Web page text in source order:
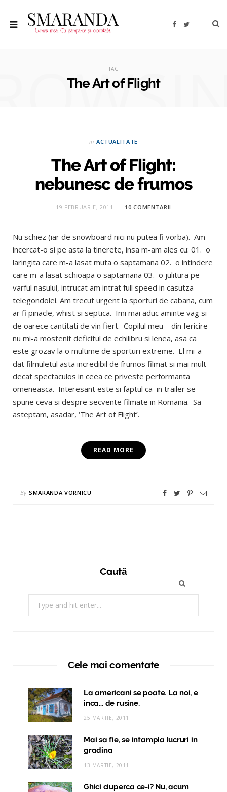
F
T
TAG
The Art of Flight
in ACTUALITATE
The Art of Flight:
nebunesc de frumos
19 FEBRUARIE, 2011 10 COMENTARII
Nu schiez (iar de snowboard nici nu putea fi vorba). Am
incercat-o si pe asta la tinerete, insa m-am ales cu: 01. o
laringita care m-a lasat muta o saptamana 02. o intindere
care m-a lasat schioapa o saptamana 03. o julitura pe
varful nasului, intrucat am intrat full speed in casutza
telegondolei. Am trecut urgent la sporturi de cabana, cum
ar fi pinacle, whist si septica. Imi mai aduc aminte vag si
de oarece cantitati de vin fiert. Copilul meu – din fericire –
nu mi-a mostenit deficitul de echilibru si lenea, asa ca
este grozav la o multime de sporturi extreme. El mi-a
dat filmuletul asta incredibil de frumos filmat si mai mult
decat spectaculos in ceea ce priveste performanta
omeneasca. Interesant este si faptul ca in trailer se
spune ceva si despre secvente filmate in Romania. Sa
asteptam, asadar, ‘The Art of Flight’.
READ MORE
By SMARANDA VORNICU
Caută
Cele mai comentate
La americani se poate. La noi, e
inca… de rusine.
25 MARTIE, 2011
Mai sa fie, se intampla lucruri in
gradina
13 MARTIE, 2011
Ghici ciuperca ce-i? Nu, acum